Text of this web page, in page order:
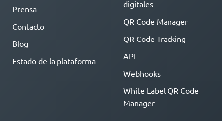
Prensa
Contacto
Blog
Estado de la plataforma
digitales
QR Code Manager
QR Code Tracking
API
Webhooks
White Label QR Code
Manager